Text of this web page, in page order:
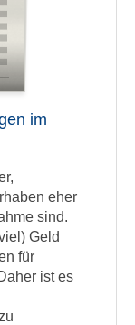
im
eher
sind.
Geld
für
ist es